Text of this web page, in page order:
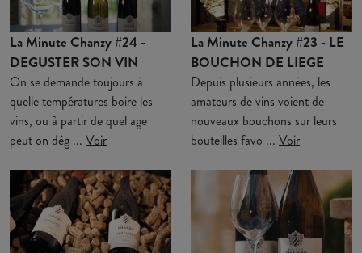
La Minute Chanzy #24 -
DEGUSTER SON VIN
On se demande toujours à
quelle températures boire les
vins, ou à partir de quel age
peut on dég ... Voir
La Minute Chanzy #23 - LE
BOUCHON DE LIEGE
Depuis plusieurs années, les
amateurs de vins voient de
nouveaux bouchons sur leurs
bouteilles favo ... Voir